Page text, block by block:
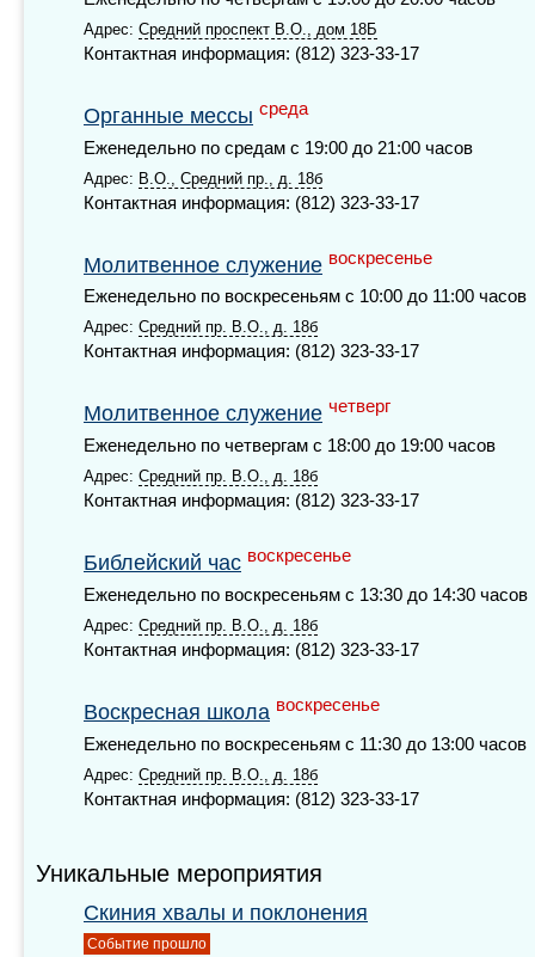
Адрес: Средний проспект В.О., дом 18Б
Контактная информация: (812) 323-33-17
Органные мессы среда
Еженедельно по средам с 19:00 до 21:00 часов
Адрес: В.О., Средний пр., д. 18б
Контактная информация: (812) 323-33-17
Молитвенное служение воскресенье
Еженедельно по воскресеньям с 10:00 до 11:00 часов
Адрес: Средний пр. В.О., д. 18б
Контактная информация: (812) 323-33-17
Молитвенное служение четверг
Еженедельно по четвергам с 18:00 до 19:00 часов
Адрес: Средний пр. В.О., д. 18б
Контактная информация: (812) 323-33-17
Библейский час воскресенье
Еженедельно по воскресеньям с 13:30 до 14:30 часов
Адрес: Средний пр. В.О., д. 18б
Контактная информация: (812) 323-33-17
Воскресная школа воскресенье
Еженедельно по воскресеньям с 11:30 до 13:00 часов
Адрес: Средний пр. В.О., д. 18б
Контактная информация: (812) 323-33-17
Уникальные мероприятия
Скиния хвалы и поклонения
Событие прошло